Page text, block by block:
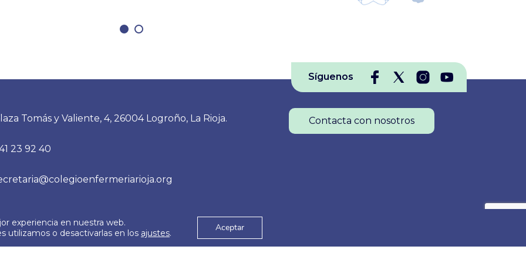
Síguenos
Tomás y Valiente, 4, 26004 Logroño, La Rioja.
23 92 40
Contacta con nosotros
© 2026
Aviso Legal
experiencia en nuestra web.
utilizamos o desactivarlas en los ajustes. Aceptar